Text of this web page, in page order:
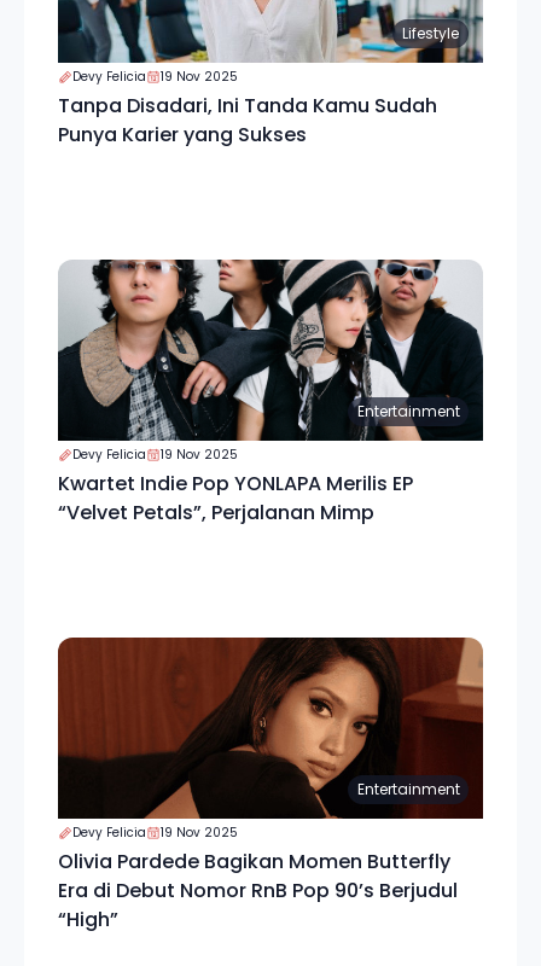
Lifestyle
Devy Felicia 19 Nov 2025
Tanpa Disadari, Ini Tanda Kamu Sudah
Punya Karier yang Sukses
Entertainment
Devy Felicia 19 Nov 2025
Kwartet Indie Pop YONLAPA Merilis EP
“Velvet Petals”, Perjalanan Mimp
Entertainment
Devy Felicia 19 Nov 2025
Olivia Pardede Bagikan Momen Butterfly
Era di Debut Nomor RnB Pop 90’s Berjudul
“High”